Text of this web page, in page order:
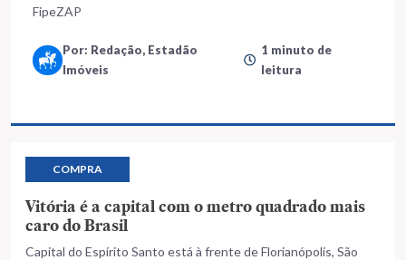
FipeZAP
Por: Redação, Estadão
Imóveis
1 minuto de
leitura
COMPRA
Vitória é a capital com o metro quadrado mais
caro do Brasil
Capital do Espírito Santo está à frente de Florianópolis, São